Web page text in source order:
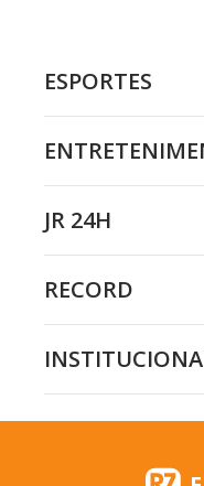
ESPORTES
JR 24H
RECORD